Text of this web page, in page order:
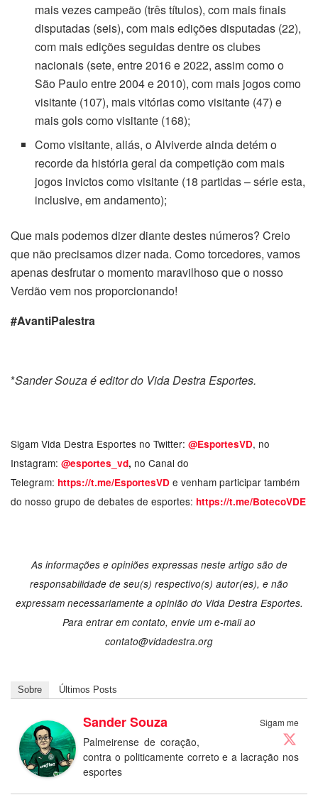
mais vezes campeão (três títulos), com mais finais
disputadas (seis), com mais edições disputadas (22),
com mais edições seguidas dentre os clubes
nacionais (sete, entre 2016 e 2022, assim como o
São Paulo entre 2004 e 2010), com mais jogos como
visitante (107), mais vitórias como visitante (47) e
mais gols como visitante (168);
Como visitante, aliás, o Alviverde ainda detém o
recorde da história geral da competição com mais
jogos invictos como visitante (18 partidas – série esta,
inclusive, em andamento);
Que mais podemos dizer diante destes números? Creio
que não precisamos dizer nada. Como torcedores, vamos
apenas desfrutar o momento maravilhoso que o nosso
Verdão vem nos proporcionando!
#AvantiPalestra
*Sander Souza é editor do Vida Destra Esportes.
Sigam Vida Destra Esportes no Twitter: @EsportesVD, no
Instagram: @esportes_vd, no Canal do
Telegram: https://t.me/EsportesVD e venham participar também
do nosso grupo de debates de esportes: https://t.me/BotecoVDE
As informações e opiniões expressas neste artigo são de
responsabilidade de seu(s) respectivo(s) autor(es), e não
expressam necessariamente a opinião do Vida Destra Esportes.
Para entrar em contato, envie um e-mail ao
contato@vidadestra.org
Sobre Últimos Posts
Sigam me
Sander Souza
Palmeirense de coração,
contra o politicamente correto e a lacração nos
esportes